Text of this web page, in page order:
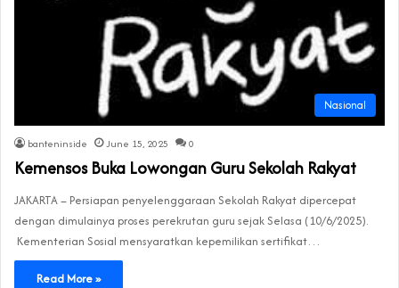
Nasional
banteninside June 15, 2025 0
Kemensos Buka Lowongan Guru Sekolah Rakyat
JAKARTA – Persiapan penyelenggaraan Sekolah Rakyat dipercepat
dengan dimulainya proses perekrutan guru sejak Selasa (10/6/2025).
Kementerian Sosial mensyaratkan kepemilikan sertifikat…
Read More »